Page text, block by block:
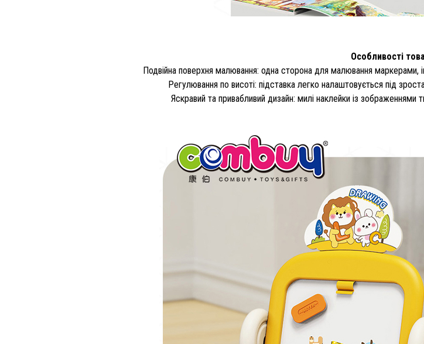
Особливості
Подвійна поверхня малювання: одна сторона для малювання
Регулювання по висоті: підставка легко налаштовується під
Яскравий та привабливий дизайн: милі наклейки із зображеннями